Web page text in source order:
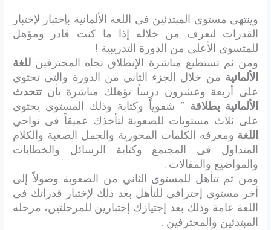
وينتهى مستوى المبتدئين فى اللغة الألمانية بإختبار لإختبار
القدرات لتعرف من خلاله إذا ما كنت قادر ومؤهل
للمتسوى الأعلى من الدورة التدريبية !
ومن ثم تستطيع مباشرة الإنطلاق تجاه المحترفين للغة
الألمانية من خلال الجزء الثاني من الدورة والتى تحتوي
على أربعة وعشرون درساً تؤهلك مباشرة بأن تتحدث
الألمانية بطلاقة ” شفوياً وكتابهَ وذلك المستوى يحتوى
على ثلاث مستويات للصعوبة لتأخذك عميقاً فى نواحي
اللغة ومعرفه الكلمات المحورية والجمل الصعبة والكلام
المتداول فى المجتمع وكتابة الرسائل والخطابات
والمواضيع والمقالات .
ومن ثم تتأهل للمستوى الثاني من الصعوبة وصولاً إلى
أخر مستوى إحترافى للتأهل بعد ذلك لإختبار قدراتك فى
اللغة عامة وذلك بعد إجتيازك إختبارين للمرحلتين، مرحلة
المبتدئين والمحترفين .